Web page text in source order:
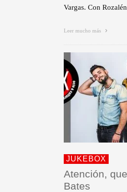
Vargas. Con
Leer mucho más
JUKEBOX
Atención,
Bates